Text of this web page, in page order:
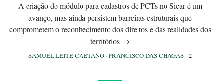
A criação do módulo para cadastros de PCTs no Sicar é um
avanço, mas ainda persistem barreiras estruturais que
comprometem o reconhecimento dos direitos e das realidades dos
territórios →
SAMUEL LEITE CAETANO ·FRANCISCO DAS CHAGAS+2